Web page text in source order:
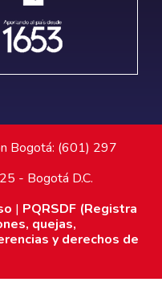
Bogotá: (601) 297
- Bogotá D.C.
| PQRSDF (Registra
quejas,
y derechos de